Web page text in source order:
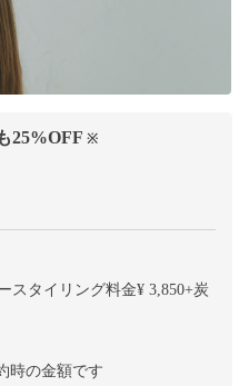
25%OFF ※
スタイリング料金¥ 3,850+炭
時の金額です